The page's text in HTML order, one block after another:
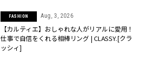
FASHION Aug, 3, 2026
【カルティエ】おしゃれな人がリアルに愛用！
仕事で自信をくれる相棒リング | CLASSY.[クラ
ッシィ]